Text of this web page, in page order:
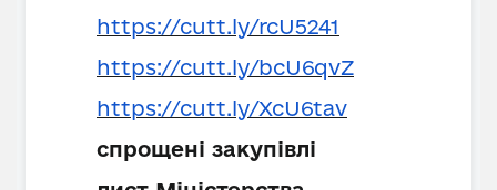
https://cutt.ly/rcU5241
https://cutt.ly/bcU6qvZ
https://cutt.ly/XcU6tav
спрощені закупівлі